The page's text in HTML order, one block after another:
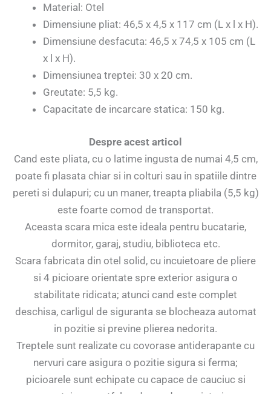
Material: Otel
Dimensiune pliat: 46,5 x 4,5 x 117 cm (L x l x H).
Dimensiune desfacuta: 46,5 x 74,5 x 105 cm (L
x l x H).
Dimensiunea treptei: 30 x 20 cm.
Greutate: 5,5 kg.
Capacitate de incarcare statica: 150 kg.
Despre acest articol
Cand este pliata, cu o latime ingusta de numai 4,5 cm,
poate fi plasata chiar si in colturi sau in spatiile dintre
pereti si dulapuri; cu un maner, treapta pliabila (5,5 kg)
este foarte comod de transportat.
Aceasta scara mica este ideala pentru bucatarie,
dormitor, garaj, studiu, biblioteca etc.
Scara fabricata din otel solid, cu incuietoare de pliere
si 4 picioare orientate spre exterior asigura o
stabilitate ridicata; atunci cand este complet
deschisa, carligul de siguranta se blocheaza automat
in pozitie si previne plierea nedorita.
Treptele sunt realizate cu covorase antiderapante cu
nervuri care asigura o pozitie sigura si ferma;
picioarele sunt echipate cu capace de cauciuc si